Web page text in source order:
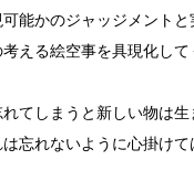
能かのジャッジメントと
える絵空事を具現化して
てしまうと新しい物は
忘れないように心掛けて